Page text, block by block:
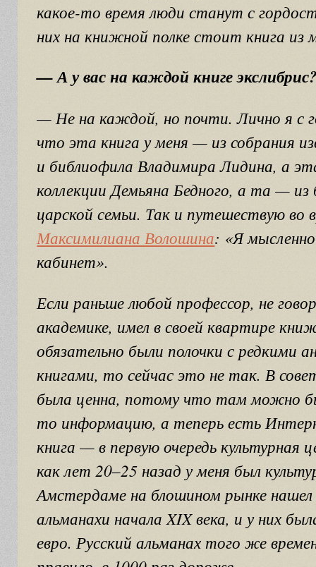
какое-то время люди станут с
них на книжной полке стоит книга из
— А у вас на каждой книге
— Не на каждой, но почти. Лично я с
что эта книга у меня — из собрания
и библиофила Владимира Лидина, а
коллекции Демьяна Бедного, а та — из
царской семьи. Так и путешествую во
Максимилиана Волошина: «Я
кабинет».
Если раньше любой профессор, не
академике, имел в своей квартире
обязательно были полочки с редкими
книгами, то сейчас это не так. В
была ценна, потому что там можно
то информацию, а теперь есть
книга — в первую очередь культурная
как лет 20–25 назад у меня был
Амстердаме на блошином рынке нашел
альманахи начала XIX века, и у них
евро. Русский альманах того же